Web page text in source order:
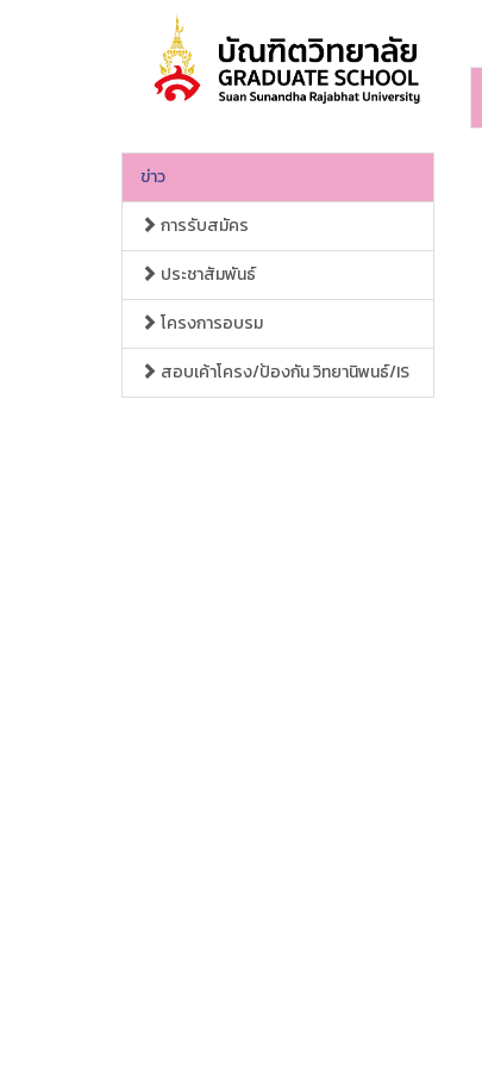
ข่าว
การรับสมัคร
ประชาสัมพันธ์
โครงการอบรม
สอบเค้าโครง/ป้องกัน วิทยานิพนธ์/IS